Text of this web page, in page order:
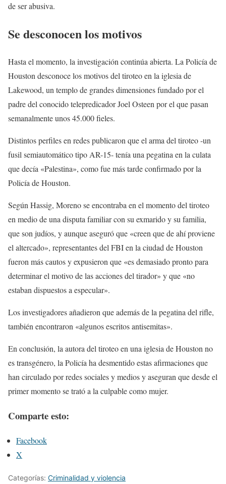
de ser abusiva.
Se desconocen los motivos
Hasta el momento, la investigación continúa abierta. La Policía de
Houston desconoce los motivos del tiroteo en la iglesia de
Lakewood, un templo de grandes dimensiones fundado por el
padre del conocido telepredicador Joel Osteen por el que pasan
semanalmente unos 45.000 fieles.
Distintos perfiles en redes publicaron que el arma del tiroteo -un
fusil semiautomático tipo AR-15- tenía una pegatina en la culata
que decía «Palestina», como fue más tarde confirmado por la
Policía de Houston.
Según Hassig, Moreno se encontraba en el momento del tiroteo
en medio de una disputa familiar con su exmarido y su familia,
que son judíos, y aunque aseguró que «creen que de ahí proviene
el altercado», representantes del FBI en la ciudad de Houston
fueron más cautos y expusieron que «es demasiado pronto para
determinar el motivo de las acciones del tirador» y que «no
estaban dispuestos a especular».
Los investigadores añadieron que además de la pegatina del rifle,
también encontraron «algunos escritos antisemitas».
En conclusión, la autora del tiroteo en una iglesia de Houston no
es transgénero, la Policía ha desmentido estas afirmaciones que
han circulado por redes sociales y medios y aseguran que desde el
primer momento se trató a la culpable como mujer.
Comparte esto:
Facebook
X
Categorías: Criminalidad y violencia